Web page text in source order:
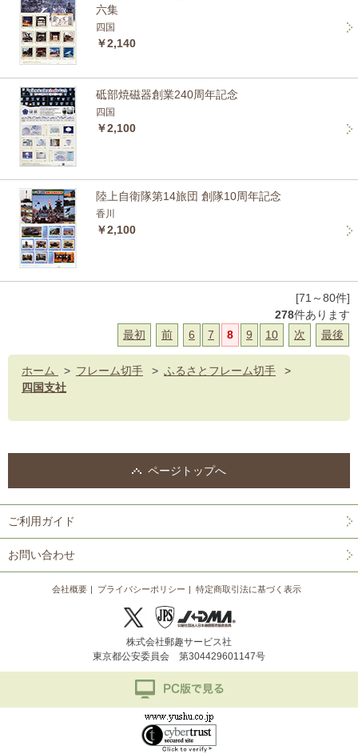
六集
四国
￥2,140
砥部焼磁器創業240周年記念
四国
￥2,100
陸上自衛隊第14旅団 創隊10周年記念
香川
￥2,100
[71～80件]
278件あります
最初
前 6 7 8 9 10 次 最後
ホーム > フレーム切手 > ふるさとフレーム切手
>
四国支社
ページトップへ
ご利用ガイド
お問い合わせ
会社概要 プライバシーポリシー 特定商取引法に基づく表示
株式会社郵趣サービス社
東京都公安委員会 第304429601147号